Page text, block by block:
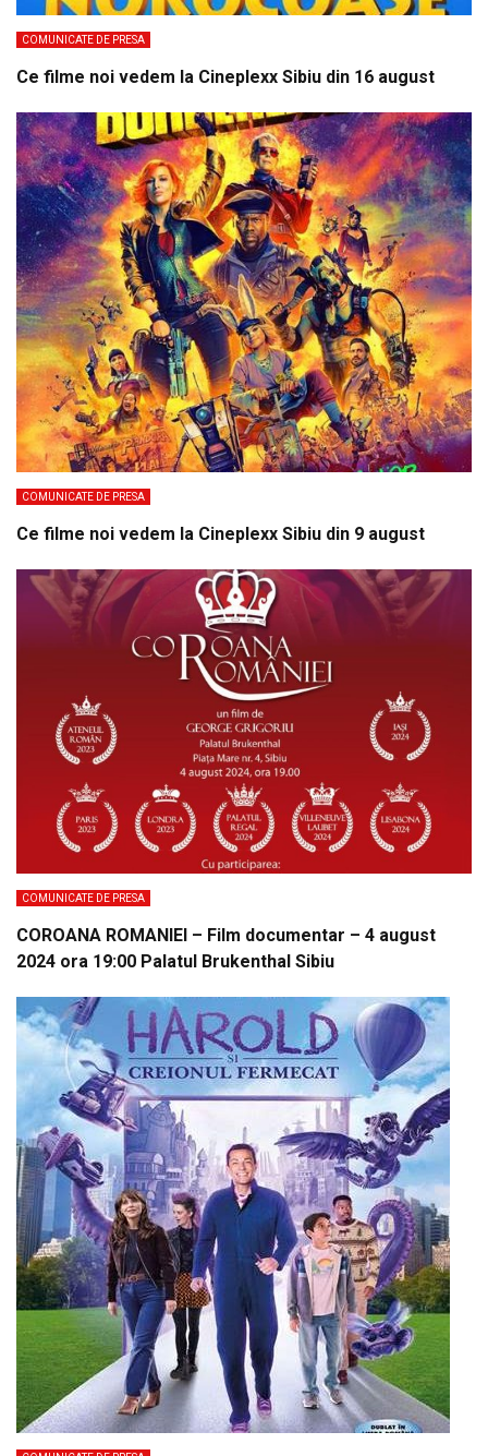
COMUNICATE DE PRESA
Ce filme noi vedem la Cineplexx Sibiu din 16 august
COMUNICATE DE PRESA
Ce filme noi vedem la Cineplexx Sibiu din 9 august
COMUNICATE DE PRESA
COROANA ROMANIEI – Film documentar – 4 august
2024 ora 19:00 Palatul Brukenthal Sibiu